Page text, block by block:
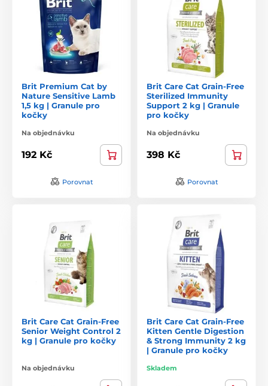
Brit Premium Cat by
Nature Sensitive Lamb
1,5 kg | Granule pro
kočky
Na objednávku
192 Kč
Porovnat
Brit Care Cat Grain-Free
Sterilized Immunity
Support 2 kg | Granule
pro kočky
Na objednávku
398 Kč
Porovnat
Brit Care Cat Grain-Free
Senior Weight Control 2
kg | Granule pro kočky
Na objednávku
Brit Care Cat Grain-Free
Kitten Gentle Digestion
& Strong Immunity 2 kg
| Granule pro kočky
Skladem